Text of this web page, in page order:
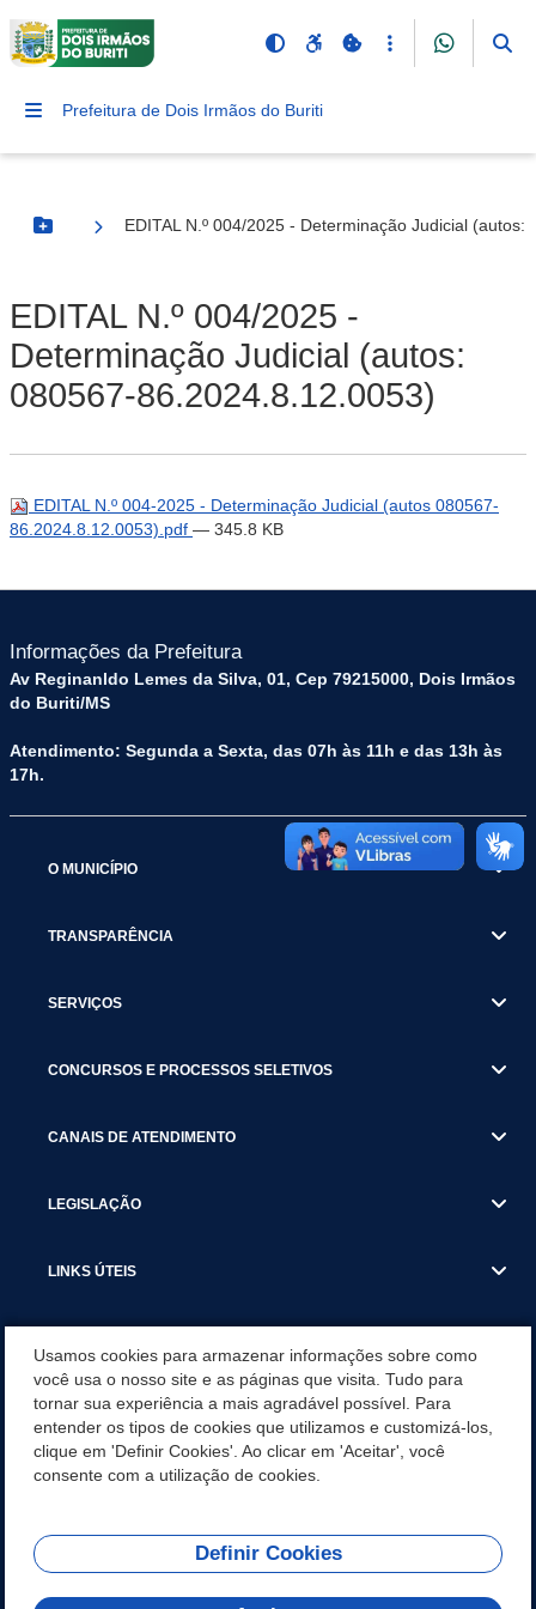
Prefeitura de Dois Irmãos do Buriti
Botão Menu
EDITAL N.º 004/2025 - Determinação Judicial
EDITAL N.º 004/2025 -
Determinação Judicial (autos:
080567-86.2024.8.12.0053)
EDITAL N.º 004-2025 - Determinação Judicial (autos 080567-
86.2024.8.12.0053).pdf — 345.8 KB
Informações da Prefeitura
Av Reginanldo Lemes da Silva, 01, Cep 79215000, Dois Irmãos
do Buriti/MS
Atendimento: Segunda a Sexta, das 07h às 11h e das 13h às
17h.
O MUNICÍPIO
TRANSPARÊNCIA
SERVIÇOS
CONCURSOS E PROCESSOS SELETIVOS
CANAIS DE ATENDIMENTO
LEGISLAÇÃO
LINKS ÚTEIS
NOTÍCIAS
DOWNLOADS
REDES SOCIAIS
Usamos cookies para armazenar informações sobre como
você usa o nosso site e as páginas que visita. Tudo para
tornar sua experiência a mais agradável possível. Para
entender os tipos de cookies que utilizamos e customizá-los,
clique em 'Definir Cookies'. Ao clicar em 'Aceitar', você
consente com a utilização de cookies.
Definir Cookies